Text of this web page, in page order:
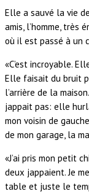
Elle a sauvé la vie
amis, l’homme, très
où il est passé à un
«C’est incroyable.
Elle faisait du bruit
l’arrière de la
jappait pas: elle
mon voisin de
de mon garage, la
«J’ai pris mon petit
deux jappaient. Je
table et juste le